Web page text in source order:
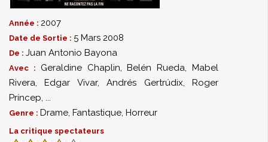
Année : 2007
Date de Sortie : 5 Mars 2008
De : Juan Antonio Bayona
Avec : Geraldine Chaplin,Belén Rueda,Mabel
Rivera,Edgar Vivar,Andrés Gertrúdix,Roger
Príncep, ...
Genre : Drame, Fantastique, Horreur
La critique spectateurs